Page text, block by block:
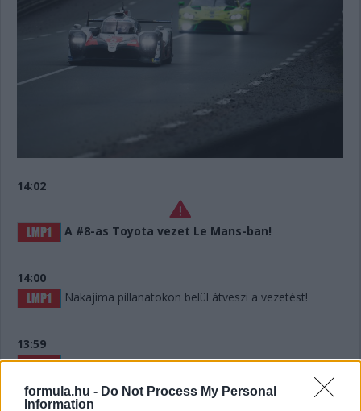
formula.hu - Do Not Process My Personal
Information
14:02
A #8-as Toyota vezet Le Mans-ban!
14:00
Nakajima pillanatokon belül átveszi a vezetést!
13:59
Egy órával a verseny vége előtt Lopez alatt lelassul
szerint ismét defekt! Hát mi történik itt?